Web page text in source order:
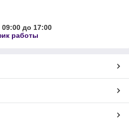
09:00 до 17:00
работы